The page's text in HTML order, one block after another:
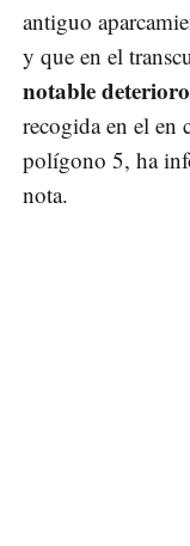
antiguo
y que en el
notable deterioro
recogida en el en
polígono 5, ha
nota.